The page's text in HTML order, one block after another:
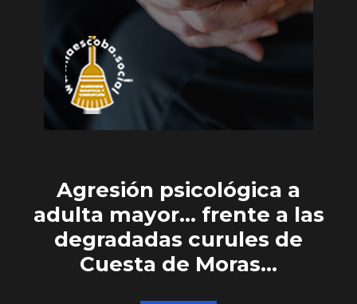
Agresión psicológica a
adulta mayor… frente a las
degradadas curules de
Cuesta de Moras…